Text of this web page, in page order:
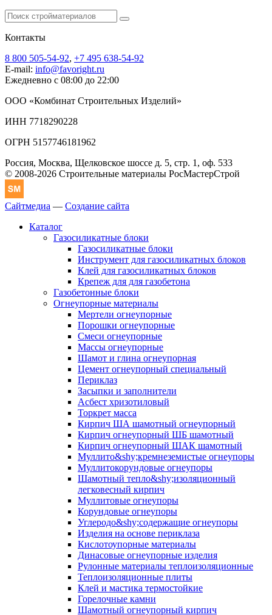
Контакты
8 800 505-54-92, +7 495 638-54-92
E-mail: info@favoright.ru
Ежедневно с 08:00 до 22:00
ООО «Комбинат Строительных Изделий»
ИНН 7718290228
ОГРН 5157746181962
Россия, Москва, Щелковское шоссе д. 5, стр. 1, оф. 533
© 2008-2026 Строительные материалы РосМастерСтрой
Сайтмедиа — Создание сайта
Каталог
Газосиликатные блоки
Газосиликатные блоки
Инструмент для газосиликатных блоков
Клей для газосиликатных блоков
Крепеж для для газобетона
Газобетонные блоки
Огнеупорные материалы
Мертели огнеупорные
Порошки огнеупорные
Смеси огнеупорные
Массы огнеупорные
Шамот и глина огнеупорная
Цемент огнеупорный специальный
Периклаз
Засыпки и заполнители
Асбест хризотиловый
Торкрет масса
Кирпич ША шамотный огнеупорный
Кирпич огнеупорный ШБ шамотный
Кирпич огнеупорный ШАК шамотный
Муллито&shy;­кремнеземистые огнеупоры
Муллито­корундовые огнеупоры
Шамотный тепло&shy;изоляционный
легковесный кирпич
Муллитовые огнеупоры
Корундовые огнеупоры
Углеродо&shy;содержащие огнеупоры
Изделия на основе периклаза
Кислотоупорные материалы
Динасовые огнеупорные изделия
Рулонные материалы теплоизоляционные
Тепло­изоляционные плиты
Клей и мастика термостойкие
Горелочные камни
Шамотный огнеупорный кирпич